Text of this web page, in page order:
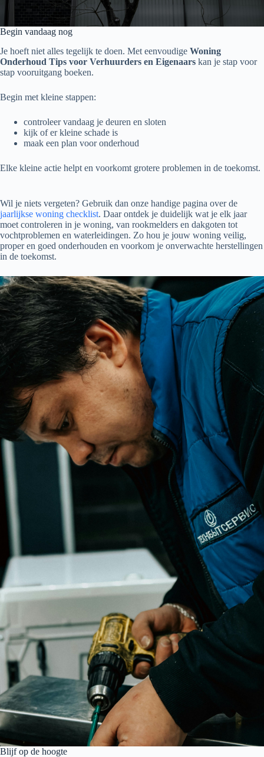
Begin vandaag nog
Je hoeft niet alles tegelijk te doen. Met eenvoudige Woning
Onderhoud Tips voor Verhuurders en Eigenaars kan je stap voor
stap vooruitgang boeken.
Begin met kleine stappen:
controleer vandaag je deuren en sloten
kijk of er kleine schade is
maak een plan voor onderhoud
Elke kleine actie helpt en voorkomt grotere problemen in de toekomst.
Wil je niets vergeten? Gebruik dan onze handige pagina over de
jaarlijkse woning checklist. Daar ontdek je duidelijk wat je elk jaar
moet controleren in je woning, van rookmelders en dakgoten tot
vochtproblemen en waterleidingen. Zo hou je jouw woning veilig,
proper en goed onderhouden en voorkom je onverwachte herstellingen
in de toekomst.
Blijf op de hoogte